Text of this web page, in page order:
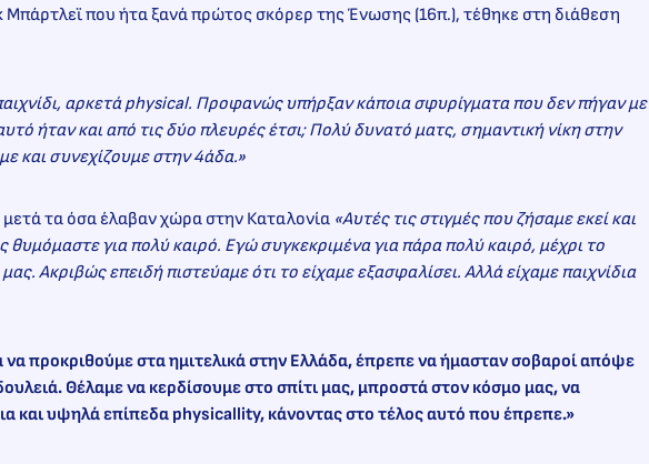
που ήτα ξανά πρώτος σκόρερ της Ένωσης (16π.), τέθηκε στη διάθεση
αρκετά physical. Προφανώς υπήρξαν κάποια σφυρίγματα που δεν πήγαν με
ήταν και από τις δύο πλευρές έτσι; Πολύ δυνατό ματς, σημαντική νίκη στην
και συνεχίζουμε στην 4άδα.»
μετά τα όσα έλαβαν χώρα στην Καταλονία «Αυτές τις στιγμές που ζήσαμε εκεί και
θυμόμαστε για πολύ καιρό. Εγώ συγκεκριμένα για πάρα πολύ καιρό, μέχρι το
Ακριβώς επειδή πιστεύαμε ότι το είχαμε εξασφαλίσει. Αλλά είχαμε παιχνίδια
να προκριθούμε στα ημιτελικά στην Ελλάδα, έπρεπε να ήμασταν σοβαροί απόψε
Θέλαμε να κερδίσουμε στο σπίτι μας, μπροστά στον κόσμο μας, να
και υψηλά επίπεδα physicallity, κάνοντας στο τέλος αυτό που έπρεπε.»